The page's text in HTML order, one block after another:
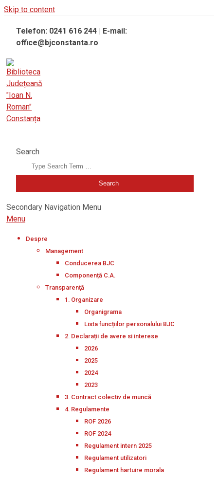
Skip to content
Telefon: 0241 616 244 | E-mail:
office@bjconstanta.ro
Search
Secondary Navigation Menu
Menu
Despre
Management
Conducerea BJC
Componență C.A.
Transparenţă
1. Organizare
Organigrama
Lista funcțiilor personalului BJC
2. Declarații de avere si interese
2026
2025
2024
2023
3. Contract colectiv de muncă
4. Regulamente
ROF 2026
ROF 2024
Regulament intern 2025
Regulament utilizatori
Regulament hartuire morala